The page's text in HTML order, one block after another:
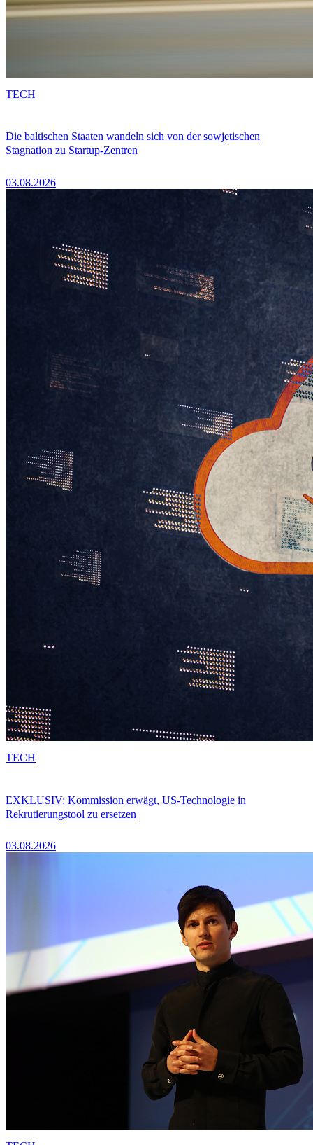
Die baltischen Staaten wandeln sich von der sowjetischen
Stagnation zu Startup-Zentren
03.08.2026
TECH
EXKLUSIV: Kommission erwägt, US-Technologie in
Rekrutierungstool zu ersetzen
03.08.2026
TECH